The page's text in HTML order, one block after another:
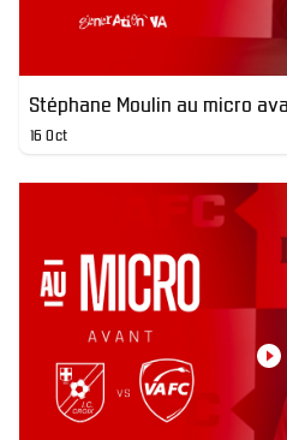
Stéphane Moulin au micro
16 Oct